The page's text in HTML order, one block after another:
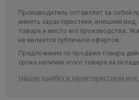
Производитель оставляет за собой
менять характеристики, внешний
товара и место его производства.
не является публичной офертой.
Предложение по продаже товара
срока наличия этого товара на
Нашли ошибку в характеристиках или